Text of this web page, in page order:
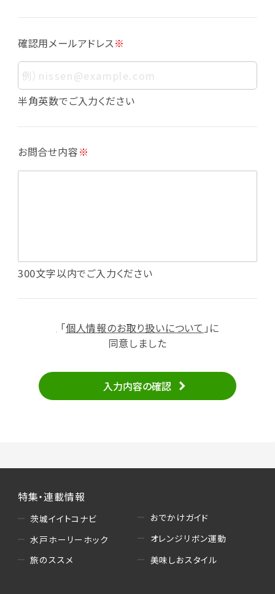
個人情報の利用目的について
下の通りであり、これらの目的達成の範囲を超
えてお客様の個人情報を利用することはありま
せん。
・会員登録者の個人認証
・会員ポイントプログラムの運営
・メールマガジンの配信
・本サービスに関する規約等の変更の通知
・投稿したクチコミ情報、写真の本サービスへの
・メールマガジン、お知らせ、広告等の配信
（2）ユーザーからのお問い合わせへの対応
せの内容確認、返答
・当サービスの品質改善
・読者プレゼント、アンケート等、当サービスが実
施するキャンペーンの抽選、当選者への連絡及
び発送 ・ユーザーの趣向や属性情報等の分析
（5）広告主への問い合わせ・応募等への対応
確認用メールアドレス※
半角英数でご入力ください
お問合せ内容※
300文字以内でご入力ください
「個人情報のお取り扱いについて 」に
同意しました
入力内容の確認
特集・連載情報
茨城イイトコナビ
水戸ホーリーホック
旅のススメ
おでかけガイド
オレンジリボン運動
美味しおスタイル